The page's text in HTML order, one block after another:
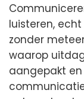
luisteren,
zonder
waarop
aangepakt